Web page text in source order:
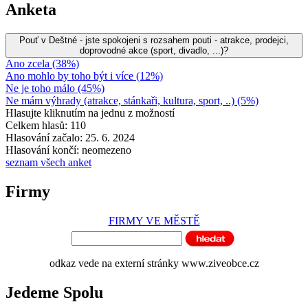
Anketa
Pouť v Deštné - jste spokojeni s rozsahem pouti - atrakce, prodejci,
doprovodné akce (sport, divadlo, ...)?
Ano zcela (38%)
Ano mohlo by toho být i více (12%)
Ne je toho málo (45%)
Ne mám výhrady (atrakce, stánkaři, kultura, sport, ..) (5%)
Hlasujte kliknutím na jednu z možností
Celkem hlasů: 110
Hlasování začalo: 25. 6. 2024
Hlasování končí: neomezeno
seznam všech anket
Firmy
FIRMY VE MĚSTĚ
odkaz vede na externí stránky www.ziveobce.cz
Jedeme Spolu